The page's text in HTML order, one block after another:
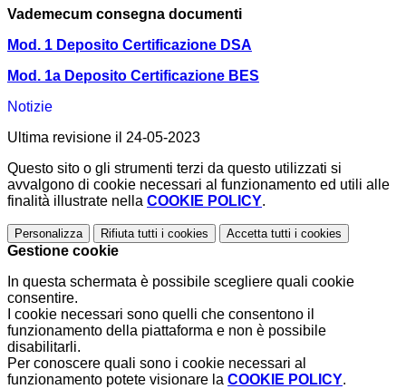
Vademecum consegna documenti
Mod. 1 Deposito Certificazione DSA
Mod. 1a Deposito Certificazione BES
Notizie
Ultima revisione il 24-05-2023
Questo sito o gli strumenti terzi da questo utilizzati si
avvalgono di cookie necessari al funzionamento ed utili alle
finalità illustrate nella COOKIE POLICY.
Personalizza Rifiuta tutti i cookies Accetta tutti i cookies
Gestione cookie
In questa schermata è possibile scegliere quali cookie
consentire.
I cookie necessari sono quelli che consentono il
funzionamento della piattaforma e non è possibile
disabilitarli.
Per conoscere quali sono i cookie necessari al
funzionamento potete visionare la COOKIE POLICY.